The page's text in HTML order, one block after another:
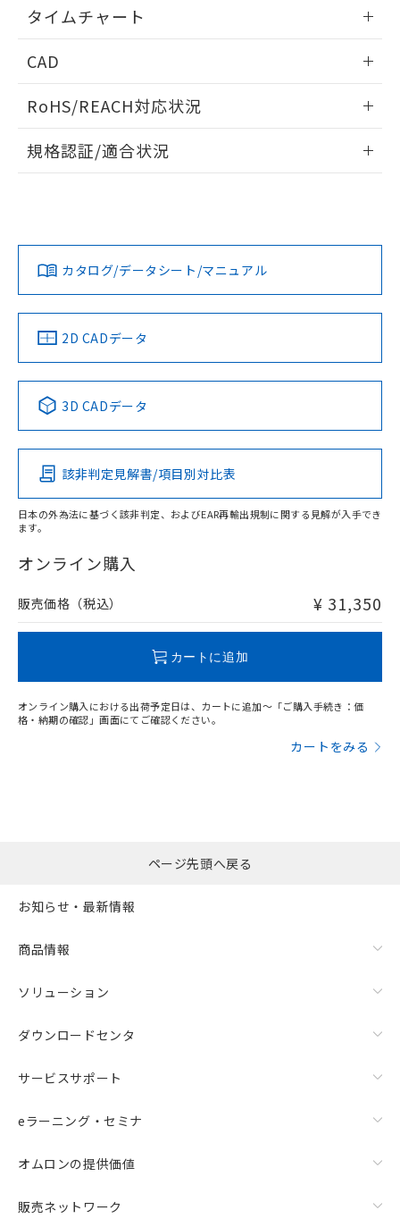
タイムチャート
CAD
ドすることができます。
ログイン/会員登録
ダウンロードデータをご利用いただく前に、以下を必ずお読
みください。
ソフトウェアの使用条件
RoHS/REACH対応状況
EU RoHS 注意事項・凡例
対応済み
中国 RoHS 注意事項・凡例
Pb Hg Cd Cr(VI)
O
在庫等で未対応品が混在する可能性があります。
問い合わせください。
規格認証/適合状況
LR型式承認
（イギリス
船舶規格）
DNV型式承認
（ノルウェー
BV型式承認
（フランス
KR型式
（韓国
No No No No
この製品の規格認証/適合状況ページへ
その他の認証はこちらのページからご検索ください
カタログ/データシート/マニュアル
2D CADデータ
3D CADデータ
該非判定見解書/項目別対比表
日本の外為法に基づく該非判定、およびEAR再輸出規制に関する見解が入手でき
ます。
オンライン購入
販売価格（税込） ¥ 31,350
カートに追加
オンライン購入における出荷予定日は、カートに追加～「ご購入手続き：価
格・納期の確認」画面にてご確認ください。
カートをみる
用者の範囲」に記載されている法人を
るもので、過去に遡って非含有を証明する
ものではありません。
物質の対応では、対応完了までの期間は出
荷製品に未対応品が混在することから備考
欄に対応日を記載しておりました。
していることから、特段のことがない限
り、2022年1月12日より割愛しておりま
ページ先頭へ戻る
お知らせ・最新情報
商品情報
ソリューション
ダウンロードセンタ
サービスサポート
eラーニング・セミナ
オムロンの提供価値
販売ネットワーク